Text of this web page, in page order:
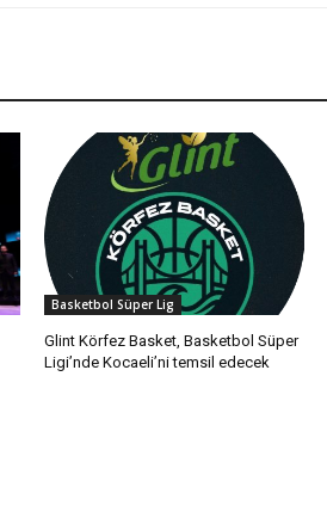
Basketbol Süper Lig
Glint Körfez Basket, Basketbol Süper
Ligi’nde Kocaeli’ni temsil edecek